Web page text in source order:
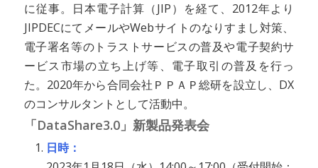
に従事。日本電子計算（JIP）を経て、2012年より
JIPDECにてメールやWebサイトのなりすまし対策、
電子署名等のトラストサービスの普及や電子契約サ
ービス市場の立ち上げ等、電子取引の普及を行っ
た。2020年から合同会社ＰＰＡＰ総研を設立し、DX
のコンサルタントとして活動中。
「DataShare3.0」新製品発表会
日時：